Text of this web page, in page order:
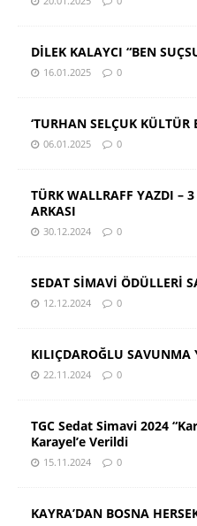
DİLEK KALAYCI “BEN
16.01.2025 0
‘TURHAN SELÇUK KÜLTÜR
06.01.2025 0
TÜRK WALLRAFF YAZDI –
ARKASI
30.12.2024 0
SEDAT SİMAVİ ÖDÜLLERİ
12.12.2024 0
KILIÇDAROĞLU SAVUNMA
22.11.2024 0
TGC Sedat Simavi 2024
Karayel’e Verildi
15.11.2024 0
KAYRA’DAN BOSNA